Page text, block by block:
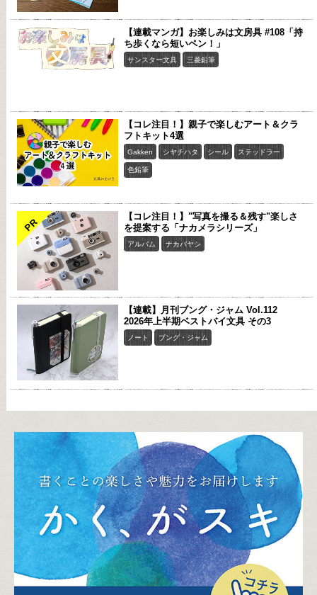
【連載マンガ】お楽しみは文房具 #108「持
ち歩くなら短いペン！」
サンスター文具 三菱鉛筆
【コレ注目！】親子で楽しむアート＆クラ
フトキット4選
Gakken シヤチハタ シール ステッドラー
色鉛筆
PR
【コレ注目！】"写真を撮る＆残す"楽しさ
を提案する「ナカメラシリーズ」
アルバム ナカバヤシ
【連載】月刊ブング・ジャム Vol.112
2026年上半期ベストバイ文具 その3
ノート ブング・ジャム